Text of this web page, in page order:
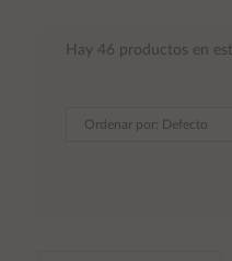
Hay 46 productos en